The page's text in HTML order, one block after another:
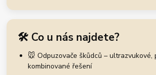
🛠️ Co u nás najdete?
🐭 Odpuzovače škůdců – ultrazvukové,
kombinované řešení